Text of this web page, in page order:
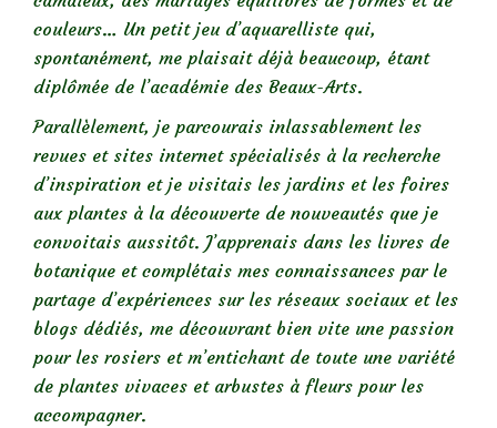
couleurs… Un petit jeu d’aquarelliste qui,
spontanément, me plaisait déjà beaucoup, étant
diplômée de l’académie des Beaux-Arts.
Parallèlement, je parcourais inlassablement les
revues et sites internet spécialisés à la recherche
d’inspiration et je visitais les jardins et les foires
aux plantes à la découverte de nouveautés que je
convoitais aussitôt. J’apprenais dans les livres de
botanique et complétais mes connaissances par le
partage d’expériences sur les réseaux sociaux et les
blogs dédiés, me découvrant bien vite une passion
pour les rosiers et m’entichant de toute une variété
de plantes vivaces et arbustes à fleurs pour les
accompagner.